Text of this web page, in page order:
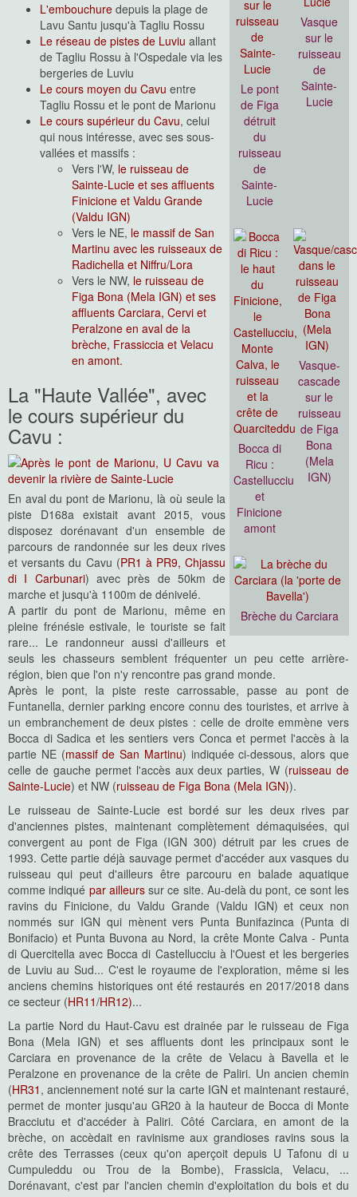
Le pont
de Figa
détruit
du
ruisseau
de
Sainte-
Lucie
Vasque
sur le
ruisseau
de
Sainte-
Lucie
Bocca di
Ricu :
Castellucciu
et
Finicione
amont
Vasque-
cascade
sur le
ruisseau
de Figa
Bona
(Mela
IGN)
Brèche du Carciara
L'embouchure depuis la plage de
Lavu Santu jusqu'à Tagliu Rossu
Le réseau de pistes de Luviu allant
de Tagliu Rossu à l'Ospedale via les
bergeries de Luviu
Le cours moyen du Cavu entre
Tagliu Rossu et le pont de Marionu
Le cours supérieur du Cavu, celui
qui nous intéresse, avec ses sous-
vallées et massifs :
Vers l'W, le ruisseau de
Sainte-Lucie et ses affluents
Finicione et Valdu Grande
(Valdu IGN)
Vers le NE, le massif de San
Martinu avec les ruisseaux de
Radichella et Niffru/Lora
Vers le NW, le ruisseau de
Figa Bona (Mela IGN) et ses
affluents Carciara, Cervi et
Peralzone en aval de la
brèche, Frassiccia et Velacu
en amont.
La "Haute Vallée", avec
le cours supérieur du
Cavu :
En aval du pont de Marionu, là où seule la
piste D168a existait avant 2015, vous
disposez dorénavant d'un ensemble de
parcours de randonnée sur les deux rives
et versants du Cavu (PR1 à PR9, Chjassu
di I Carbunari) avec près de 50km de
marche et jusqu'à 1100m de dénivelé.
A partir du pont de Marionu, même en
pleine frénésie estivale, le touriste se fait
rare... Le randonneur aussi d'ailleurs et
seuls les chasseurs semblent fréquenter un peu cette arrière-
région, bien que l'on n'y rencontre pas grand monde.
Après le pont, la piste reste carrossable, passe au pont de
Funtanella, dernier parking encore connu des touristes, et arrive à
un embranchement de deux pistes : celle de droite emmène vers
Bocca di Sadica et les sentiers vers Conca et permet l'accès à la
partie NE (massif de San Martinu) indiquée ci-dessous, alors que
celle de gauche permet l'accès aux deux parties, W (ruisseau de
Sainte-Lucie) et NW (ruisseau de Figa Bona (Mela IGN)).
Le ruisseau de Sainte-Lucie est bordé sur les deux rives par
d'anciennes pistes, maintenant complètement démaquisées, qui
convergent au pont de Figa (IGN 300) détruit par les crues de
1993. Cette partie déjà sauvage permet d'accéder aux vasques du
ruisseau qui peut d'ailleurs être parcouru en balade aquatique
comme indiqué par ailleurssur ce site. Au-delà du pont, ce sont les
ravins du Finicione, du Valdu Grande (Valdu IGN) et ceux non
nommés sur IGN qui mènent vers Punta Bunifazinca (Punta di
Bonifacio) et Punta Buvona au Nord, la crête Monte Calva - Punta
di Quercitella avec Bocca di Castellucciu à l'Ouest et les bergeries
de Luviu au Sud... C'est le royaume de l'exploration, même si les
anciens chemins historiques ont été restaurés en 2017/2018 dans
ce secteur (HR11/HR12)...
La partie Nord du Haut-Cavu est drainée par le ruisseau de Figa
Bona (Mela IGN) et ses affluents dont les principaux sont le
Carciara en provenance de la crête de Velacu à Bavella et le
Peralzone en provenance de la crête de Paliri. Un ancien chemin
(HR31 , anciennement noté sur la carte IGN et maintenant restauré,
permet de monter jusqu'au GR20 à la hauteur de Bocca di Monte
Bracciutu et d'accéder à Paliri. Côté Carciara, en amont de la
brèche, on accèdait en ravinisme aux grandioses ravins sous la
crête des Terrasses (ceux qu'on aperçoit depuis U Tafonu di u
Cumpuleddu ou Trou de la Bombe), Frassicia, Velacu, ...
Dorénavant, c'est par l'ancien chemin d'exploitation du bois et du